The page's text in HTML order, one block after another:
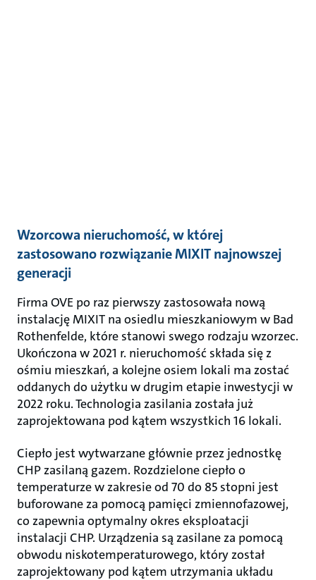
Wzorcowa nieruchomość, w której
zastosowano rozwiązanie MIXIT najnowszej
generacji
Firma OVE po raz pierwszy zastosowała nową
instalację MIXIT na osiedlu mieszkaniowym w Bad
Rothenfelde, które stanowi swego rodzaju wzorzec.
Ukończona w 2021 r. nieruchomość składa się z
ośmiu mieszkań, a kolejne osiem lokali ma zostać
oddanych do użytku w drugim etapie inwestycji w
2022 roku. Technologia zasilania została już
zaprojektowana pod kątem wszystkich 16 lokali.
Ciepło jest wytwarzane głównie przez jednostkę
CHP zasilaną gazem. Rozdzielone ciepło o
temperaturze w zakresie od 70 do 85 stopni jest
buforowane za pomocą pamięci zmiennofazowej,
co zapewnia optymalny okres eksploatacji
instalacji CHP. Urządzenia są zasilane za pomocą
obwodu niskotemperaturowego, który został
zaprojektowany pod kątem utrzymania układu